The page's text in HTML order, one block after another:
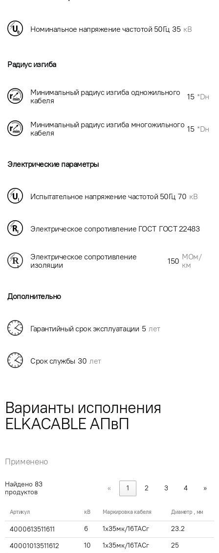
Номинальное напряжение частотой 50Гц 35 кВ
Радиус изгиба
Минимальный радиус изгиба одножильного
кабеля
15 *Dн
Минимальный радиус изгиба многожильного
кабеля
15 *Dн
Электрические параметры
Испытательное напряжение частотой 50Гц 70 кВ
Электрическое сопротивление ГОСТ ГОСТ 22483
Электрическое сопротивление
изоляции
150 МОм/
км
Дополнительно
Гарантийный срок эксплуатации 5 лет
Срок службы 30 лет
Варианты исполнения
ELKACABLE АПвП
Применено
Найдено 83
продуктов
« 1 2 3 4 »
Артикул кВ Маркировка кабеля Диаметр , мм
4000613511611 6 1x35мк/16ТАСг 23.2
40001013511612 10 1x35мк/16ТАСг 25